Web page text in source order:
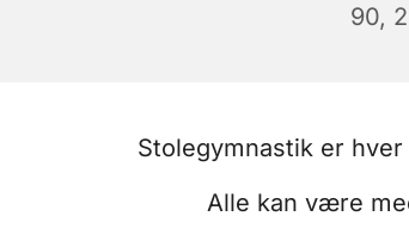
90,
Stolegymnastik er
Alle kan være